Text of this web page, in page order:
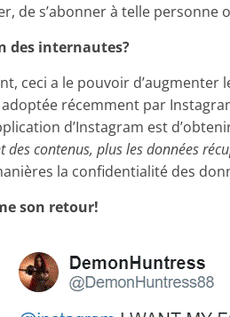
de s’abonner à telle personne
des internautes?
ceci a le pouvoir d’augmenter
récemment par
d’Instagram est
des contenus, plus les données
la confidentialité des
son retour!